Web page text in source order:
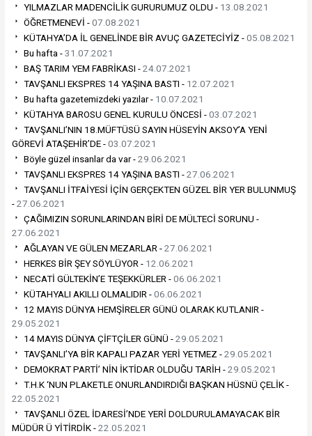
YILMAZLAR MADENCİLİK GURURUMUZ OLDU - 13.08.2021
ÖĞRETMENEVİ -07.08.2021
KÜTAHYA’DA İL GENELİNDE BİR AVUÇ GAZETECİYİZ -05.08.2021
Bu hafta -31.07.2021
BAŞ TARIM YEM FABRİKASI -24.07.2021
TAVŞANLI EKSPRES 14 YAŞINA BASTI - 12.07.2021
Bu hafta gazetemizdeki yazılar - 10.07.2021
KÜTAHYA BAROSU GENEL KURULU ÖNCESİ -03.07.2021
TAVŞANLI’NIN 18.MÜFTÜSÜ SAYIN HÜSEYİN AKSOY’A YENİ
GÖREVİ ATAŞEHİR’DE -03.07.2021
Böyle güzel insanlar da var -29.06.2021
TAVŞANLI EKSPRES 14 YAŞINA BASTI -27.06.2021
TAVŞANLI İTFAİYESİ İÇİN GERÇEKTEN GÜZEL BİR YER BULUNMUŞ
-27.06.2021
ÇAĞIMIZIN SORUNLARINDAN BİRİ DE MÜLTECİ SORUNU -
27.06.2021
AĞLAYAN VE GÜLEN MEZARLAR -27.06.2021
HERKES BİR ŞEY SÖYLÜYOR - 12.06.2021
NECATİ GÜLTEKİN’E TEŞEKKÜRLER -06.06.2021
KÜTAHYALI AKILLI OLMALIDIR -06.06.2021
12 MAYIS DÜNYA HEMŞİRELER GÜNÜ OLARAK KUTLANIR -
29.05.2021
14 MAYIS DÜNYA ÇİFTÇİLER GÜNÜ -29.05.2021
TAVŞANLI’YA BİR KAPALI PAZAR YERİ YETMEZ -29.05.2021
DEMOKRAT PARTİ’ NİN İKTİDAR OLDUĞU TARİH -29.05.2021
T.H.K ‘NUN PLAKETLE ONURLANDIRDIĞI BAŞKAN HÜSNÜ ÇELİK -
22.05.2021
TAVŞANLI ÖZEL İDARESİ’NDE YERİ DOLDURULAMAYACAK BİR
MÜDÜR Ü YİTİRDİK -22.05.2021